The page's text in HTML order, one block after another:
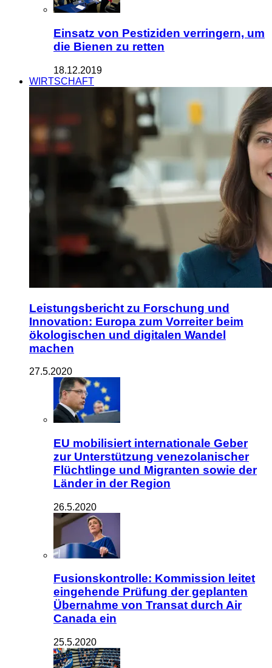
Einsatz von Pestiziden verringern, um
die Bienen zu retten
18.12.2019
WIRTSCHAFT
Leistungsbericht zu Forschung und
Innovation: Europa zum Vorreiter beim
ökologischen und digitalen Wandel
machen
27.5.2020
EU mobilisiert internationale Geber
zur Unterstützung venezolanischer
Flüchtlinge und Migranten sowie der
Länder in der Region
26.5.2020
Fusionskontrolle: Kommission leitet
eingehende Prüfung der geplanten
Übernahme von Transat durch Air
Canada ein
25.5.2020